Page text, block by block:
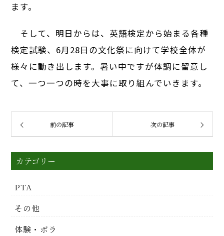
ます。
そして、明日からは、英語検定から始まる各種
検定試験、6月28日の文化祭に向けて学校全体が
様々に動き出します。暑い中ですが体調に留意し
て、一つ一つの時を大事に取り組んでいきます。
前の記事 次の記事
カテゴリー
PTA
その他
体験・ボラ